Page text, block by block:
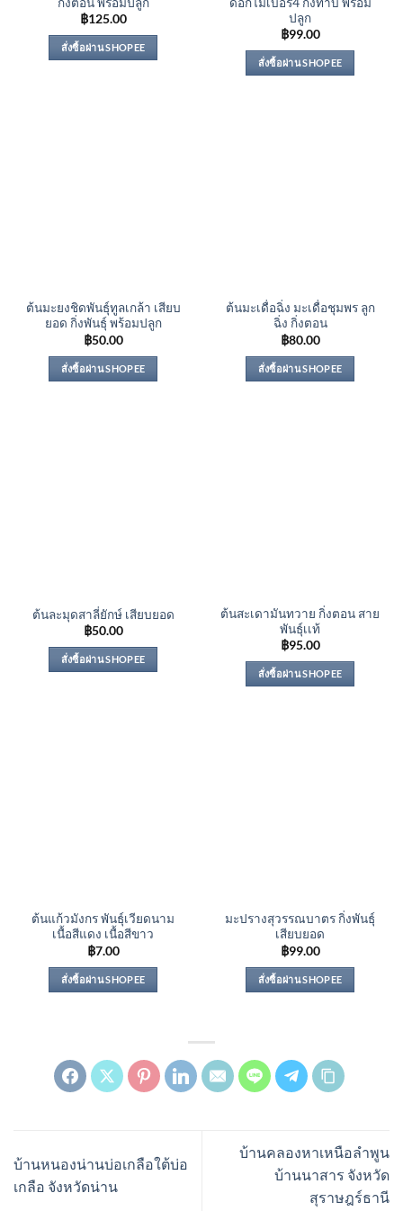
฿125.00
สั่งซื้อผ่าน SHOPEE
ปลูก
฿99.00
สั่งซื้อผ่าน SHOPEE
ต้นมะยงชิดพันธุ์ทูลเกล้า เสียบ
ยอด กิ่งพันธุ์ พร้อมปลูก
฿50.00
สั่งซื้อผ่าน SHOPEE
ต้นมะเดื่อฉิ่ง มะเดื่อชุมพร ลูก
ฉิ่ง กิ่งตอน
฿80.00
สั่งซื้อผ่าน SHOPEE
ต้นละมุดสาลี่ยักษ์ เสียบยอด
฿50.00
สั่งซื้อผ่าน SHOPEE
ต้นสะเดามันทวาย กิ่งตอน สาย
พันธุ์เเท้
฿95.00
สั่งซื้อผ่าน SHOPEE
ต้นแก้วมังกร พันธุ์เวียดนาม
เนื้อสีแดง เนื้อสีขาว
฿7.00
สั่งซื้อผ่าน SHOPEE
มะปรางสุวรรณบาตร กิ่งพันธุ์
เสียบยอด
฿99.00
สั่งซื้อผ่าน SHOPEE
บ้านหนองน่านบ่อเกลือใต้บ่อ
เกลือ จังหวัดน่าน
บ้านคลองหาเหนือลำพูน
บ้านนาสาร จังหวัด
สุราษฎร์ธานี